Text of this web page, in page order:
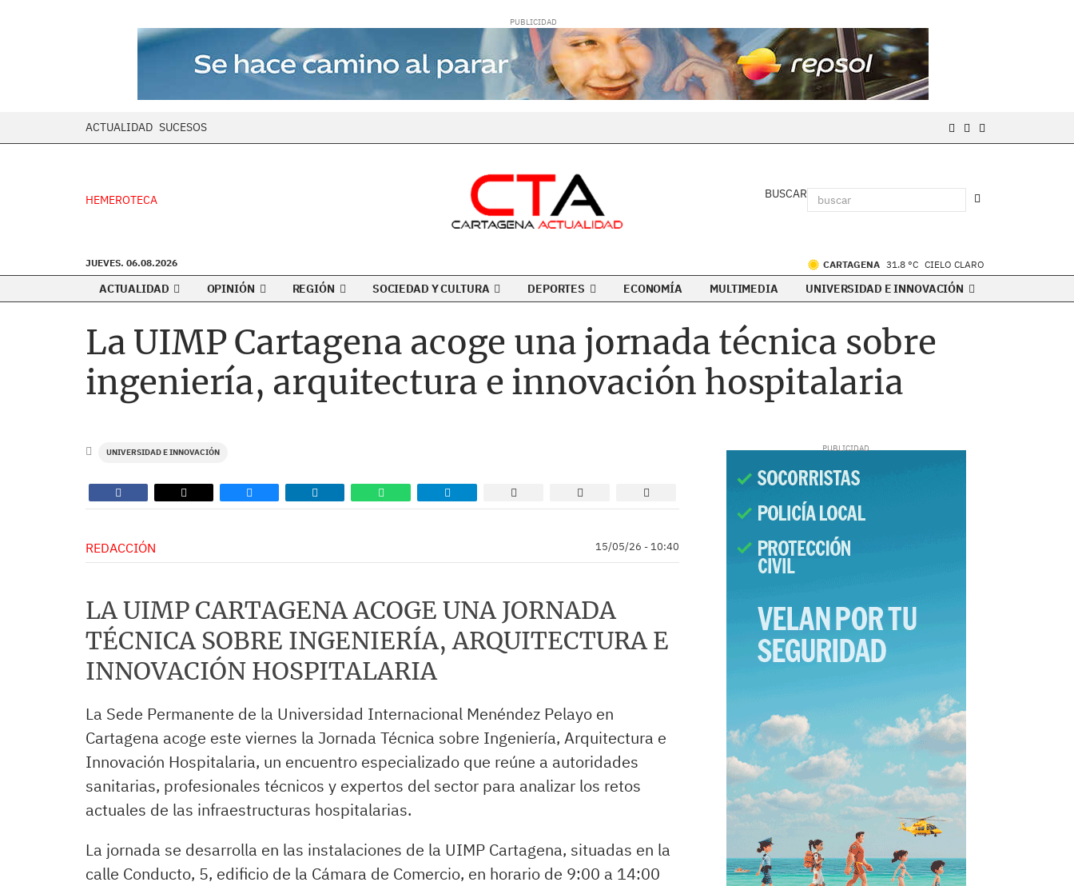
ACTUALIDAD SUCESOS
HEMEROTECA BUSCAR
JUEVES. 06.08.2026 CARTAGENA 31.8 °C CIELO CLARO
ACTUALIDAD OPINIÓN REGIÓN SOCIEDAD Y CULTURA DEPORTES ECONOMÍA MULTIMEDIA UNIVERSIDAD E INNOVACIÓN
La UIMP Cartagena acoge una jornada técnica sobre
ingeniería, arquitectura e innovación hospitalaria
UNIVERSIDAD E INNOVACIÓN
REDACCIÓN 15/05/26 - 10:40
LA UIMP CARTAGENA ACOGE UNA JORNADA
TÉCNICA SOBRE INGENIERÍA, ARQUITECTURA E
INNOVACIÓN HOSPITALARIA
La Sede Permanente de la Universidad Internacional Menéndez Pelayo en
Cartagena acoge este viernes la Jornada Técnica sobre Ingeniería, Arquitectura e
Innovación Hospitalaria, un encuentro especializado que reúne a autoridades
sanitarias, profesionales técnicos y expertos del sector para analizar los retos
actuales de las infraestructuras hospitalarias.
La jornada se desarrolla en las instalaciones de la UIMP Cartagena, situadas en la
calle Conducto, 5, edificio de la Cámara de Comercio, en horario de 9:00 a 14:00